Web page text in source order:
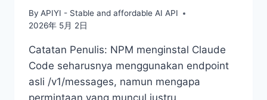
By APIYI - Stable and affordable AI API
2026年 5月 2日
Catatan Penulis: NPM menginstal Claude
Code seharusnya menggunakan endpoint
asli /v1/messages, namun mengapa